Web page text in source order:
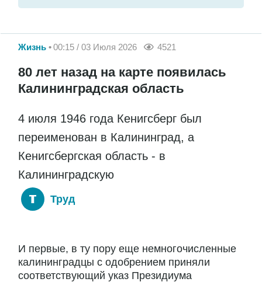
Жизнь 00:15 / 03 Июля 2026 4521
80 лет назад на карте появилась
Калининградская область
4 июля 1946 года Кенигсберг был
переименован в Калининград, а
Кенигсбергская область - в
Калининградскую
Труд
И первые, в ту пору еще немногочисленные
калининградцы с одобрением приняли
соответствующий указ Президиума